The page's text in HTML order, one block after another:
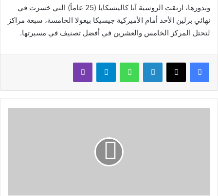
وبدورها، ارتقت الروسية آنا كالينسكايا (25 عاماً) التي خسرت في
نهائي برلين الأحد أمام الأميركية جيسيكا بيغولا الخامسة، سبعة مراكز
لتحتل المركز الخامس والعشرين في أفضل تصنيف في مسيرتها.
لينكدإن واتساب تيلقرام ڤايبر